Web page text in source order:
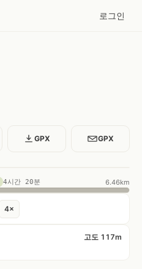
로그인
GPX GPX
4시간 20분 6.46km
4×
고도 117m